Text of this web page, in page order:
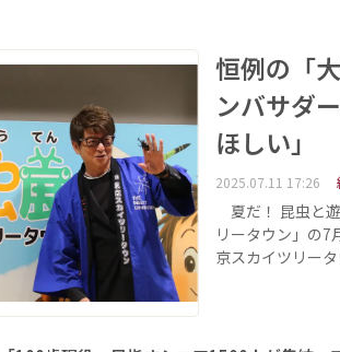
恒例の「
ンバサダ
ほしい」
2025.07.11 17:26
夏だ！ 昆虫と
リータウン」の7
京スカイツリー